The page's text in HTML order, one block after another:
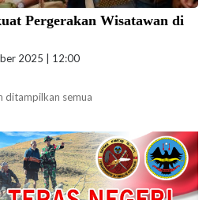
Pergerakan Wisatawan di
2025 | 12:00
ditampilkan semua